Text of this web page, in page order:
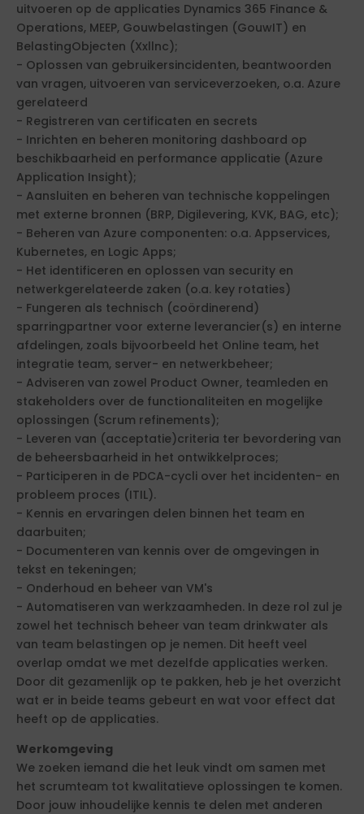
uitvoeren op de applicaties Dynamics 365 Finance &
Operations, MEEP, Gouwbelastingen (GouwIT) en
BelastingObjecten (Xxllnc);
- Oplossen van gebruikersincidenten, beantwoorden
van vragen, uitvoeren van serviceverzoeken, o.a. Azure
gerelateerd
- Registreren van certificaten en secrets
- Inrichten en beheren monitoring dashboard op
beschikbaarheid en performance applicatie (Azure
Application Insight);
- Aansluiten en beheren van technische koppelingen
met externe bronnen (BRP, Digilevering, KVK, BAG, etc);
- Beheren van Azure componenten: o.a. Appservices,
Kubernetes, en Logic Apps;
- Het identificeren en oplossen van security en
netwerkgerelateerde zaken (o.a. key rotaties)
- Fungeren als technisch (coördinerend)
sparringpartner voor externe leverancier(s) en interne
afdelingen, zoals bijvoorbeeld het Online team, het
integratie team, server- en netwerkbeheer;
- Adviseren van zowel Product Owner, teamleden en
stakeholders over de functionaliteiten en mogelijke
oplossingen (Scrum refinements);
- Leveren van (acceptatie)criteria ter bevordering van
de beheersbaarheid in het ontwikkelproces;
- Participeren in de PDCA-cycli over het incidenten- en
probleem proces (ITIL).
- Kennis en ervaringen delen binnen het team en
daarbuiten;
- Documenteren van kennis over de omgevingen in
tekst en tekeningen;
- Onderhoud en beheer van VM's
- Automatiseren van werkzaamheden. In deze rol zul je
zowel het technisch beheer van team drinkwater als
van team belastingen op je nemen. Dit heeft veel
overlap omdat we met dezelfde applicaties werken.
Door dit gezamenlijk op te pakken, heb je het overzicht
wat er in beide teams gebeurt en wat voor effect dat
heeft op de applicaties.
Werkomgeving
We zoeken iemand die het leuk vindt om samen met
het scrumteam tot kwalitatieve oplossingen te komen.
Door jouw inhoudelijke kennis te delen met anderen